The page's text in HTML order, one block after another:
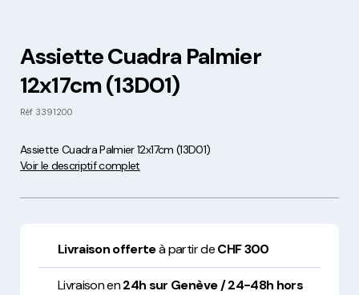
Assiette Cuadra Palmier
12x17cm (13D01)
Réf 3391200
Assiette Cuadra Palmier 12x17cm (13D01)
Voir le descriptif complet
Livraison offerteà partir deCHF 300
Livraison en24h sur Genève / 24-48h hors